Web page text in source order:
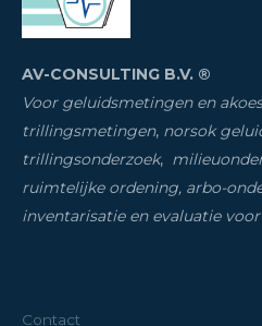
AV-CONSULTING B.V. ®
Voor geluidsmetingen en
trillingsmetingen, norsok
trillingsonderzoek,
ruimtelijke ordening, arbo-
inventarisatie en evaluatie
Contact